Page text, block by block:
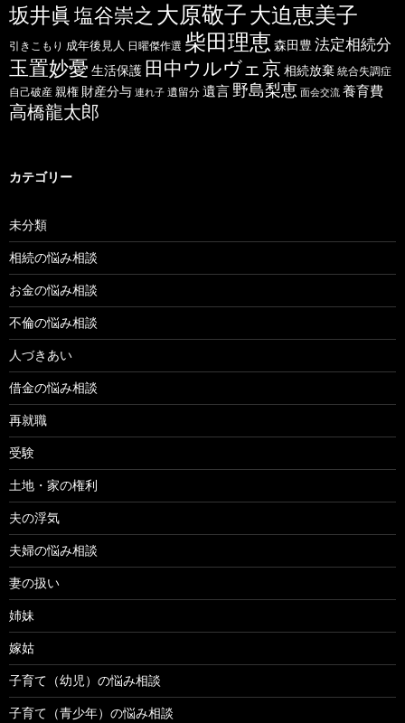
坂井眞塩谷崇之 大原敬子大迫恵美子
引きこもり 成年後見人 日曜傑作選 柴田理恵 森田豊 法定相続分
玉置妙憂 生活保護 田中ウルヴェ京相続放棄 統合失調症
自己破産 親権 財産分与 連れ子 遺留分 遺言 野島梨恵 面会交流 養育費
高橋龍太郎
カテゴリー
未分類
相続の悩み相談
お金の悩み相談
不倫の悩み相談
人づきあい
借金の悩み相談
再就職
受験
土地・家の権利
夫の浮気
夫婦の悩み相談
妻の扱い
姉妹
嫁姑
子育て（幼児）の悩み相談
子育て（青少年）の悩み相談